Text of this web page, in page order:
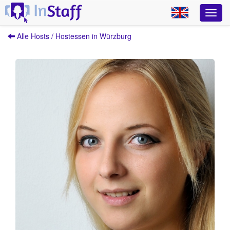
Alle Hosts / Hostessen in Würzburg